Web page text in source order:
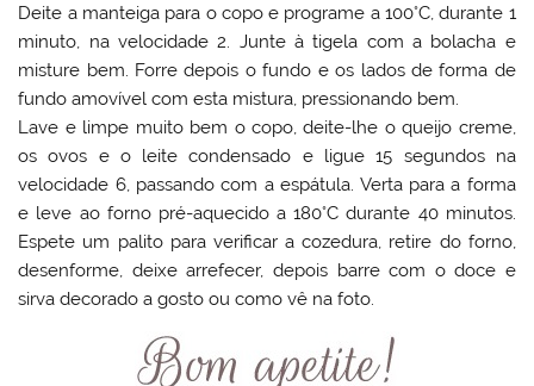
Deite a manteiga para o copo e programe a 100°C, durante 1
minuto, na velocidade 2. Junte à tigela com a bolacha e
misture bem. Forre depois o fundo e os lados de forma de
fundo amovível com esta mistura, pressionando bem.
Lave e limpe muito bem o copo, deite-lhe o queijo creme,
os ovos e o leite condensado e ligue 15 segundos na
velocidade 6, passando com a espátula. Verta para a forma
e leve ao forno pré-aquecido a 180°C durante 40 minutos.
Espete um palito para verificar a cozedura, retire do forno,
desenforme, deixe arrefecer, depois barre com o doce e
sirva decorado a gosto ou como vê na foto.